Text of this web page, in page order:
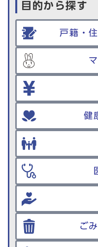
目的から探す
戸籍・
健
ご